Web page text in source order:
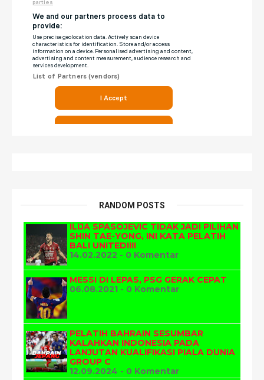
RANDOM POSTS
ILIJA SPASOJEVIC TIDAK JADI PILIHAN
SHIN TAE-YONG, INI KATA PELATIH
BALI UNITED!!!!
14.02.2022 - 0 Komentar
MESSI DI LEPAS, PSG GERAK CEPAT
06.08.2021 - 0 Komentar
PELATIH BAHRAIN SESUMBAR
KALAHKAN INDONESIA PADA
LANJUTAN KUALIFIKASI PIALA DUNIA
GROUP C
12.09.2024 - 0 Komentar